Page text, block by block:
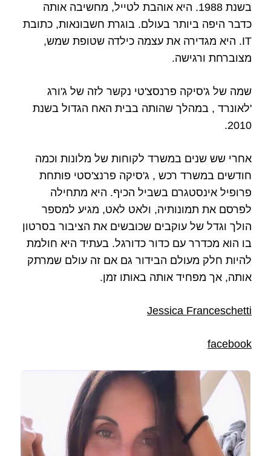
בשנת 1988. היא אוהבת לטייל, מחשיבה אותה
כדבר היפה ביותר בעולם. בוגרת חשבונאות, כתובת
IT. היא מגדירה את עצמה כילדה שטופת שמש,
מצוברחת ורגישה.
שמה של ג'סיקה פרנסצ'טי נקשר לזה של ג'ורג
'לאונרד , במהלך שהותה בבית האח הגדול בשנת
2010.
אחרי שש שנים במשרד לקוחות של מלונות וכמה
חודשים במשרד רכש , ג'סיקה פרנצ'סטי פותחת
פרופיל אינסטגרם בשביל הכיף. היא מתחילה
לפרסם את תמונותיה, ולאט לאט, מגיע למספר
הולך וגדל של עוקבים שכובשים את הציבור בסרטון
בו הוא מכדרר עם כדור כדורגל. בעתיד היא חולמת
להיות חלק מעולם הבידור גם אם זה עולם שמרתק
אותה, אך מפחיד אותה באותו זמן.
Jessica Franceschetti
facebook